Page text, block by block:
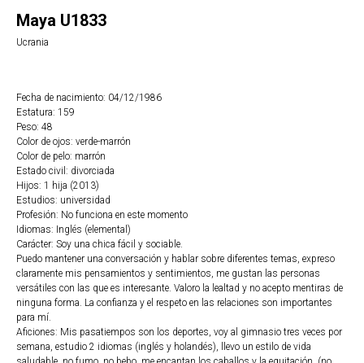
Maya U1833
Ucrania
Fecha de nacimiento: 04/12/1986
Estatura: 159
Peso: 48
Color de ojos: verde-marrón
Color de pelo: marrón
Estado civil: divorciada
Hijos: 1 hija (2013)
Estudios: universidad
Profesión: No funciona en este momento
Idiomas: Inglés (elemental)
Carácter: Soy una chica fácil y sociable.
Puedo mantener una conversación y hablar sobre diferentes temas, expreso
claramente mis pensamientos y sentimientos, me gustan las personas
versátiles con las que es interesante. Valoro la lealtad y no acepto mentiras de
ninguna forma. La confianza y el respeto en las relaciones son importantes
para mí.
Aficiones: Mis pasatiempos son los deportes, voy al gimnasio tres veces por
semana, estudio 2 idiomas (inglés y holandés), llevo un estilo de vida